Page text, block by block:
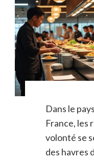
Dans le
France, les
volonté se
des havres